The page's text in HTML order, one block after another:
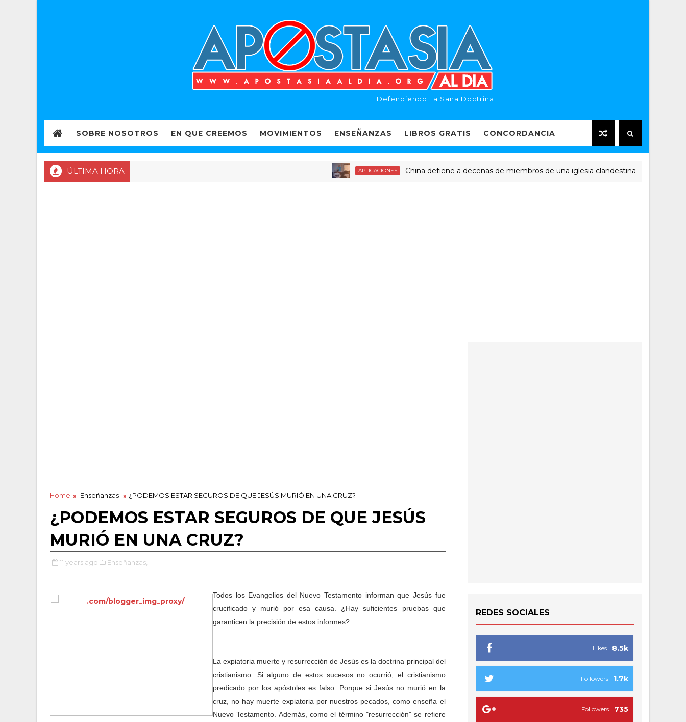
Defendiendo La Sana Doctrina.
SOBRE NOSOTROS EN QUE CREEMOS MOVIMIENTOS ENSEÑANZAS LIBROS GRATIS CONCORDANCIA
ÚLTIMA HORA APLICACIONES China detiene a decenas de miembros de una iglesia clandestina
Home Enseñanzas ¿PODEMOS ESTAR SEGUROS DE QUE JESÚS MURIÓ EN UNA CRUZ?
¿PODEMOS ESTAR SEGUROS DE QUE JESÚS
MURIÓ EN UNA CRUZ?
11 years ago Enseñanzas,
Todos los Evangelios del Nuevo Testamento informan que Jesús fue
crucificado y murió por esa causa. ¿Hay suficientes pruebas que
garanticen la precisión de estos informes?
La expiatoria muerte y resurrección de Jesús es la doctrina principal del
cristianismo. Si alguno de estos sucesos no ocurrió, el cristianismo
predicado por los apóstoles es falso. Porque si Jesús no murió en la
cruz, no hay muerte expiatoria por nuestros pecados, como enseña el
Nuevo Testamento. Además, como el término "resurrección" se refiere
REDES SOCIALES
8.5k
Likes
1.7k
Followers
735
Followers